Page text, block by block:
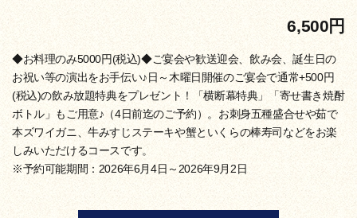
6,500円
◆お料理のみ5000円(税込)◆ご宴会や歓送迎会、飲み会、誕生日の
お祝い等の演出をお手伝い♪日～木曜日開催のご宴会で通常+500円
(税込)の飲み放題特典をプレゼント！「横断幕特典」「寄せ書き焼酎
ボトル」もご用意♪（4日前迄のご予約）。お刺身五種盛合せや茹で
本ズワイガニ、牛みすじステーキや蟹といくらの棒寿司などをお楽
しみいただけるコースです。
※予約可能期間：2026年6月4日～2026年9月2日